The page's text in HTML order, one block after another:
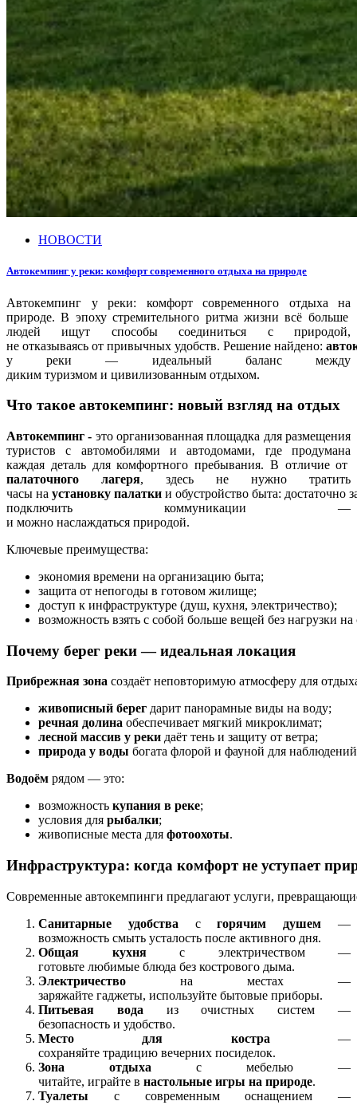
НОВОСТИ
Автокемпинг у реки: комфорт современного отдыха на природе
Автокемпинг уреки: комфортсовременного отдыха на
природе.В эпохустремительного ритма жизнивсё больше
людейищут способысоединиться сприродой,
не отказываясь от привычных удобств. Решение найдено:
уреки — идеальный балансмежду
диким туризмом и цивилизованным отдыхом.
Что такое автокемпинг: новый взгляд на отдых
Автокемпинг - этоорганизованнаяплощадка дляразмещения
туристовс автомобилямии автодомами, гдепродумана
каждая деталь длякомфортного пребывания. В отличиеот
палаточного лагеря, здесь не нужно тратить
часы на установку палатки и обустройство быта: достаточно
подключить коммуникации —
и можно наслаждаться природой.
Ключевые преимущества:
экономия времени на организацию быта;
защита от непогоды в готовом жилище;
доступ к инфраструктуре (душ, кухня, электричество);
возможность взять с собой больше вещей без нагрузки на
Почему берег реки— идеальная локация
Прибрежная зона создаёт неповторимую атмосферу для
живописный берег дарит панорамные виды на воду;
речная долина обеспечивает мягкий микроклимат;
лесной массив у реки даёт тень и защиту от ветра;
природа у воды богата флорой и фауной для
Водоём рядом — это:
возможность купания в реке;
условия для рыбалки;
живописные места для фотоохоты.
Инфраструктура: когда комфортне уступает
Современные автокемпинги предлагают услуги,
Санитарные удобства сгорячим душем —
возможность смыть усталость после активного дня.
Общая кухняс электричеством—
готовьте любимые блюда без кострового дыма.
Электричество на местах —
заряжайте гаджеты, используйте бытовые приборы.
Питьевая вода изочистных систем —
безопасность и удобство.
Место для костра —
сохраняйте традицию вечерних посиделок.
Зона отдыха с мебелью —
читайте, играйте в настольные игры на природе.
Туалеты ссовременнымоснащением —